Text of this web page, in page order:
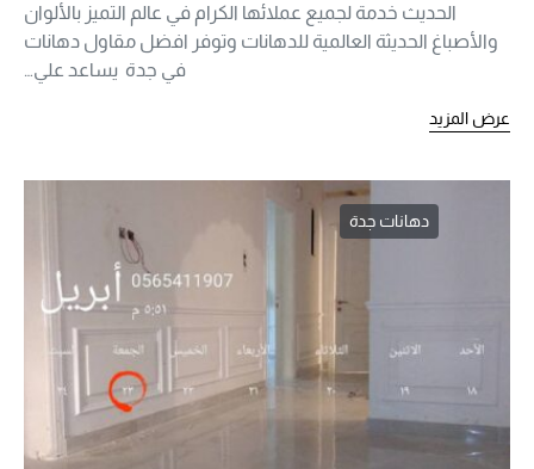
الحديث خدمة لجميع عملائها الكرام في عالم التميز بالألوان
والأصباغ الحديثة العالمية للدهانات وتوفر افضل مقاول دهانات
في جدة يساعد علي…
عرض المزيد
دهانات جدة